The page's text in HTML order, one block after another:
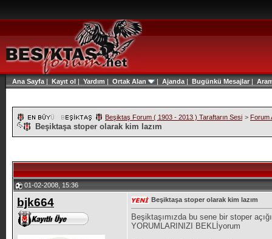
Ana Sayfa | Kayıt ol | Yardım | Ortak Alan | Ajanda | Bugünkü Mesajlar|
Beşiktaş Forum ( 1903 - 2013 ) Taraftarın Sesi > Forum
Beşiktaşa stoper olarak kim lazım
01-02-2008, 15:36
bjk664 Beşiktaşa stoper olarak kim lazım
Beşiktaşımızda bu sene bir stoper
YORUMLARINIZI BEKLİyorum